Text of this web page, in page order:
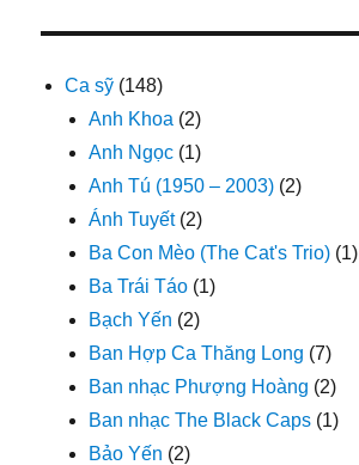
Ca sỹ (148)
Anh Khoa (2)
Anh Ngọc (1)
Anh Tú (1950 – 2003) (2)
Ánh Tuyết(2)
Ba Con Mèo (The Cat's Trio) (1)
Ba Trái Táo (1)
Bạch Yến (2)
Ban Hợp Ca Thăng Long (7)
Ban nhạc Phượng Hoàng (2)
Ban nhạc The Black Caps (1)
Bảo Yến (2)